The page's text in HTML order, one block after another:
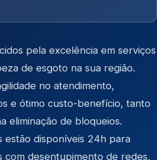
pela excelência em serviços
de esgoto na sua região.
no atendimento,
e ótimo custo-benefício, tanto
eliminação de bloqueios.
estão disponíveis 24h para
com desentupimento de redes,